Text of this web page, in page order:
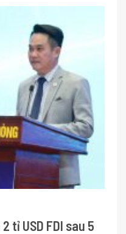
tỉ USD FDI sau 5